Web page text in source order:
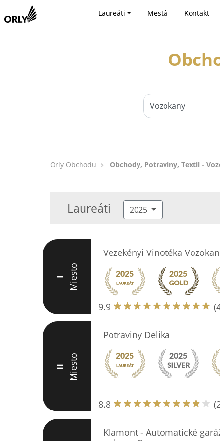
Laureáti Mestá Kontakt
Orly Obchodu Obchody, Potraviny, Textil -
Laureáti 2025
I Miesto
Vezekényi Vinotéka
9.9
II Miesto
Potraviny Delika
8.8
Klamont - Automatické